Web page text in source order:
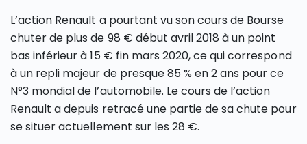
L’action Renault a pourtant vu son cours de Bourse
chuter de plus de 98 € début avril 2018 à un point
bas inférieur à 15 € fin mars 2020, ce qui correspond
à un repli majeur de presque 85 % en 2 ans pour ce
N°3 mondial de l’automobile. Le cours de l’action
Renault a depuis retracé une partie de sa chute pour
se situer actuellement sur les 28 €.